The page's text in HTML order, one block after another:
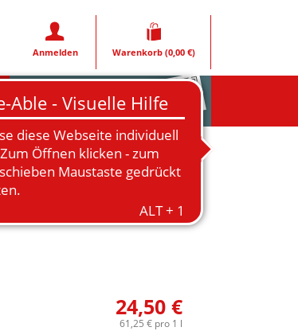
Anmelden Warenkorb (0,00 €)
Rezeptfoto
24,50 €
61,25 €pro 1 l